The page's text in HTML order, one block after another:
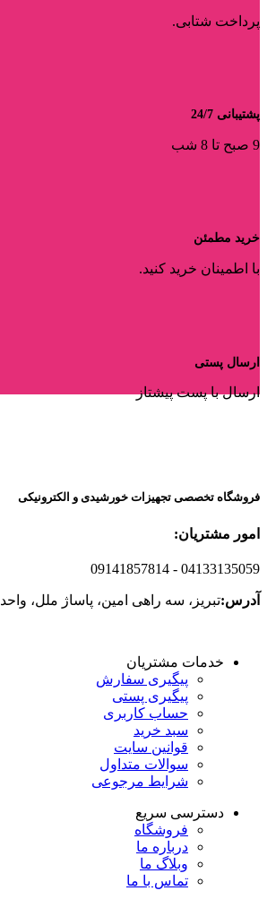
پرداخت شتابی.
پشتیبانی 24/7
9 صبح تا 8 شب
خرید مطمئن
با اطمینان خرید کنید.
ارسال پستی
ارسال با پست پیشتاز
فروشگاه تخصصی تجهیزات خورشیدی و الکترونیکی
امور مشتریان:
- 04133135059
09141857814
آدرس:تبریز، سه راهی امین، پاساژ ملل، واحد 61
خدمات مشتریان
پیگیری سفارش
پیگیری پستی
حساب کاربری
سبد خرید
قوانین سایت
سوالات متداول
شرایط مرجوعی
دسترسی سریع
فروشگاه
درباره ما
وبلاگ ما
تماس با ما